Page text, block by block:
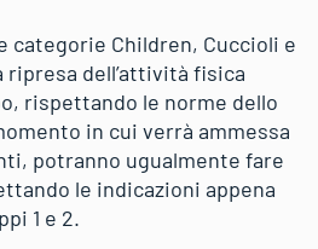
categorie Children, Cuccioli e
ripresa dell’attività fisica
rispettando le norme dello
in cui verrà ammessa
potranno ugualmente fare
le indicazioni appena
1 e 2.